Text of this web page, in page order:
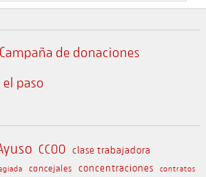
CCOO clase trabajadora
concejales concentraciones contratos